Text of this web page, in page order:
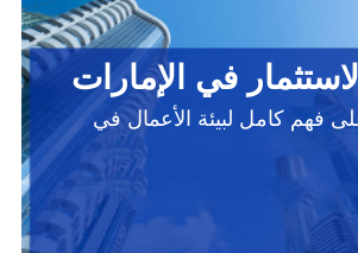
في الإمارات
فهم كامل لبيئة الأعمال في